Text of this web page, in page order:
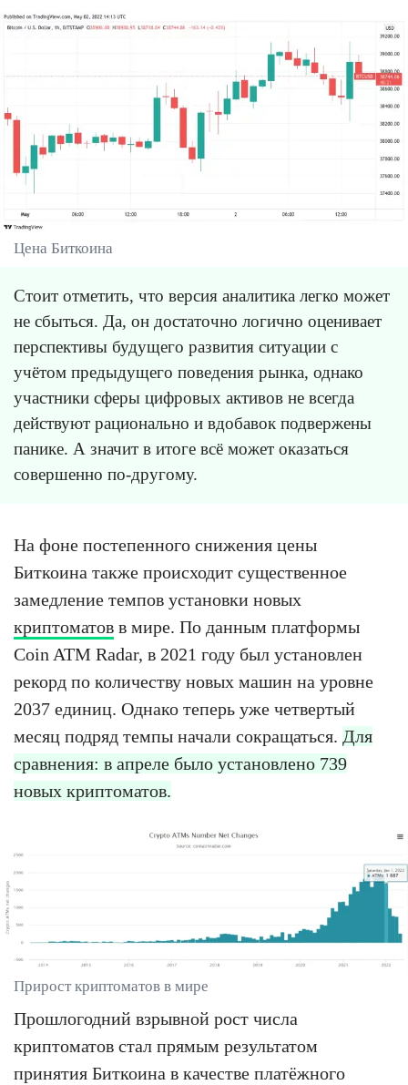
Цена Биткоина
Стоит отметить, что версия аналитика легко может
не сбыться. Да, он достаточно логично оценивает
перспективы будущего развития ситуации с
учётом предыдущего поведения рынка, однако
участники сферы цифровых активов не всегда
действуют рационально и вдобавок подвержены
панике. А значит в итоге всё может оказаться
совершенно по-другому.
На фоне постепенного снижения цены
Биткоина также происходит существенное
замедление темпов установки новых
криптоматов в мире. По данным платформы
Coin ATM Radar, в 2021 году был установлен
рекорд по количеству новых машин на уровне
2037 единиц. Однако теперь уже четвертый
месяц подряд темпы начали сокращаться. Для
сравнения: в апреле было установлено 739
новых криптоматов.
Прирост криптоматов в мире
Прошлогодний взрывной рост числа
криптоматов стал прямым результатом
принятия Биткоина в качестве платёжного